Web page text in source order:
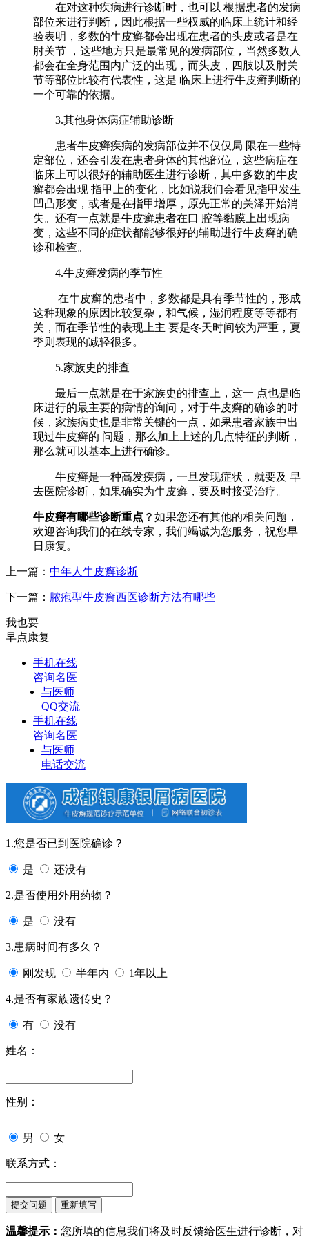
在对这种疾病进行诊断时，也可以 根据患者的发病
部位来进行判断，因此根据一些权威的临床上统计和经
验表明，多数的牛皮癣都会出现在患者的头皮或者是在
肘关节 ，这些地方只是最常见的发病部位，当然多数人
都会在全身范围内广泛的出现，而头皮，四肢以及肘关
节等部位比较有代表性，这是 临床上进行牛皮癣判断的
一个可靠的依据。
3.其他身体病症辅助诊断
患者牛皮癣疾病的发病部位并不仅仅局 限在一些特
定部位，还会引发在患者身体的其他部位，这些病症在
临床上可以很好的辅助医生进行诊断，其中多数的牛皮
癣都会出现 指甲上的变化，比如说我们会看见指甲发生
凹凸形变，或者是在指甲增厚，原先正常的关泽开始消
失。还有一点就是牛皮癣患者在口 腔等黏膜上出现病
变，这些不同的症状都能够很好的辅助进行牛皮癣的确
诊和检查。
4.牛皮癣发病的季节性
在牛皮癣的患者中，多数都是具有季节性的，形成
这种现象的原因比较复杂，和气候，湿润程度等等都有
关，而在季节性的表现上主 要是冬天时间较为严重，夏
季则表现的减轻很多。
5.家族史的排查
最后一点就是在于家族史的排查上，这一 点也是临
床进行的最主要的病情的询问，对于牛皮癣的确诊的时
候，家族病史也是非常关键的一点，如果患者家族中出
现过牛皮癣的 问题，那么加上上述的几点特征的判断，
那么就可以基本上进行确诊。
牛皮癣是一种高发疾病，一旦发现症状，就要及 早
去医院诊断，如果确实为牛皮癣，要及时接受治疗。
牛皮癣有哪些诊断重点 ？如果您还有其他的相关问题，
欢迎咨询我们的在线专家，我们竭诚为您服务，祝您早
日康复。
上一篇： 中年人牛皮癣诊断
下一篇： 脓疱型牛皮癣西医诊断方法有哪些
我也要
早点康复
手机在线
咨询名医
与医师
QQ交流
手机在线
咨询名医
与医师
电话交流
1.您是否已到医院确诊？
是 还没有
2.是否使用外用药物？
是 没有
3.患病时间有多久？
刚发现 半年内 1年以上
4.是否有家族遗传史？
有 没有
姓名：
性别：
男 女
联系方式：
温馨提示： 您所填的信息我们将及时反馈给医生进行诊断，对